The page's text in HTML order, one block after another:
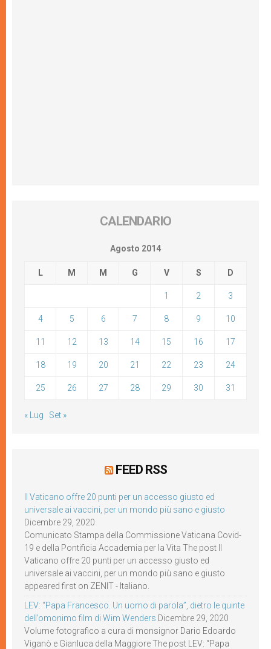
CALENDARIO
Agosto 2014
L M M G V S D
1 2 3
4 5 6 7 8 9 10
11 12 13 14 15 16 17
18 19 20 21 22 23 24
25 26 27 28 29 30 31
« Lug Set »
FEED RSS
Il Vaticano offre 20 punti per un accesso giusto ed
universale ai vaccini, per un mondo più sano e giusto
Dicembre 29, 2020
Comunicato Stampa della Commissione Vaticana Covid-
19 e della Pontificia Accademia per la Vita The post Il
Vaticano offre 20 punti per un accesso giusto ed
universale ai vaccini, per un mondo più sano e giusto
appeared first on ZENIT - Italiano.
LEV: “Papa Francesco. Un uomo di parola”, dietro le quinte
dell’omonimo film di Wim Wenders Dicembre 29, 2020
Volume fotografico a cura di monsignor Dario Edoardo
Viganò e Gianluca della Maggiore The post LEV: “Papa